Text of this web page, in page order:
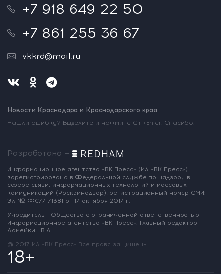
+7 918 649 22 50
+7 861 255 36 67
vkkrd@mail.ru
Новости Краснодара и Краснодарского края
Нашли ошибку? Выделите и нажмите Ctrl+Enter. Спасибо!
Разработано —
Информационное агентство «ВК Пресс» (ИА «ВК Пресс»)
зарегистрировано в Федеральной службе по надзору в
сфере связи, информационных технологий и массовых
коммуникаций (Роскомнадзор), регистрационный номер СМИ:
Эл № ФС77-71381 от 17 октября 2017 г.
Учредитель - Общество с ограниченной ответственностью
Информационное агентство «ВК Пресс». Главный редактор —
Ламейкин В.А.
@ 2017 ИА «ВК Пресс» Все права защищены
18+